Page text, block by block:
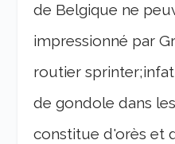
de Belgique ne
impressionné par
routier
de gondole dans
constitue d'orès et